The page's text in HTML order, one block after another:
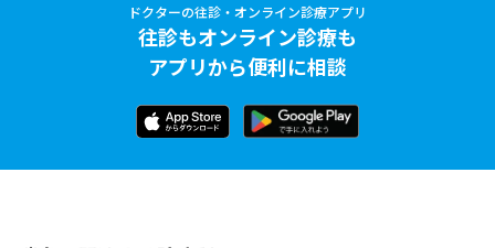
ドクターの往診・オンライン診療アプリ
往診もオンライン診療も
アプリから便利に相談